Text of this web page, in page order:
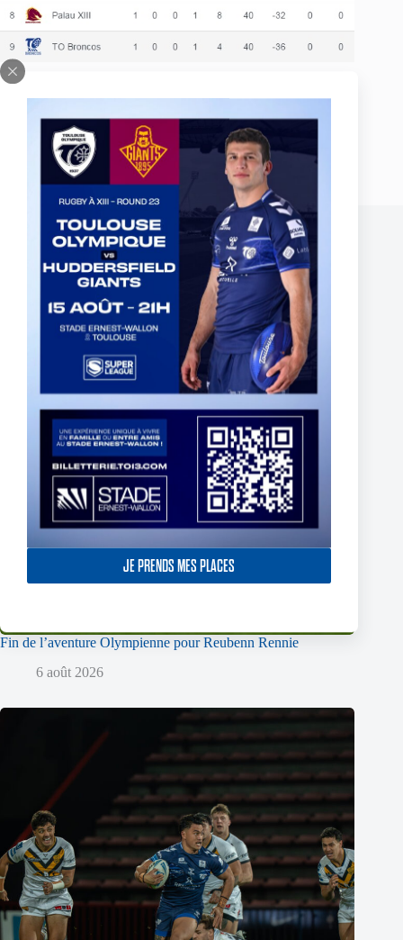
JE PRENDS MES PLACES
PRÉCÉDENT SUIVANT
Publications similaires
Fin de l’aventure Olympienne pour Reubenn Rennie
6 août 2026